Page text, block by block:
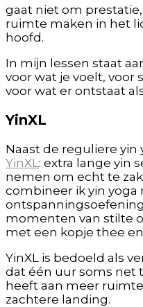
gaat niet om
ruimte maken in het
hoofd.
In mijn lessen staat
voor wat je voelt, voor
voor wat er ontstaat
YinXL
Naast de reguliere yin
YinXL : extra lange yin
nemen om echt te
combineer ik yin yoga
momenten van stilte
met een kopje thee
YinXL is bedoeld als
dat één uur soms net
heeft aan meer
zachtere landing.